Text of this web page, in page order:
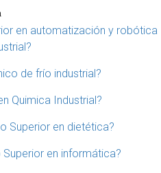
en automatización y robótica
de frío industrial?
Quimica Industrial?
Superior en dietética?
Superior en informática?